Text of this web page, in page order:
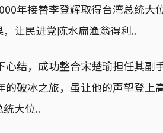
年接替李登辉取得台湾总统大
让民进党陈水扁渔翁得利。
心结，成功整合宋楚瑜担任其副
的破冰之旅，虽让他的声望登上
大位。